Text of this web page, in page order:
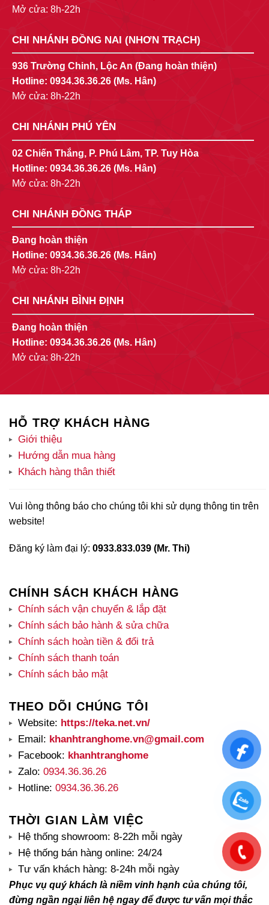
Mở cửa: 8h-22h
CHI NHÁNH ĐỒNG NAI (NHƠN TRẠCH)
936 Trường Chinh, Lộc An (Đang hoàn thiện)
Hotline: 0934.36.36.26 (Ms. Hân)
Mở cửa: 8h-22h
CHI NHÁNH PHÚ YÊN
02 Chiến Thắng, P. Phú Lâm, TP. Tuy Hòa
Hotline: 0934.36.36.26 (Ms. Hân)
Mở cửa: 8h-22h
CHI NHÁNH ĐỒNG THÁP
Đang hoàn thiện
Hotline: 0934.36.36.26 (Ms. Hân)
Mở cửa: 8h-22h
CHI NHÁNH BÌNH ĐỊNH
Đang hoàn thiện
Hotline: 0934.36.36.26 (Ms. Hân)
Mở cửa: 8h-22h
HỖ TRỢ KHÁCH HÀNG
Giới thiệu
Hướng dẫn mua hàng
Khách hàng thân thiết
Vui lòng thông báo cho chúng tôi khi sử dụng thông tin trên
website!
Đăng ký làm đại lý: 0933.833.039 (Mr. Thi)
CHÍNH SÁCH KHÁCH HÀNG
Chính sách vận chuyển & lắp đặt
Chính sách bảo hành & sửa chữa
Chính sách hoàn tiền & đổi trả
Chính sách thanh toán
Chính sách bảo mật
THEO DÕI CHÚNG TÔI
Website: https://teka.net.vn/
Email: khanhtranghome.vn@gmail.com
Facebook: khanhtranghome
Zalo: 0934.36.36.26
Hotline: 0934.36.36.26
THỜI GIAN LÀM VIỆC
Hệ thống showroom: 8-22h mỗi ngày
Hệ thống bán hàng online: 24/24
Tư vấn khách hàng: 8-24h mỗi ngày
Phục vụ quý khách là niềm vinh hạnh của chúng tôi,
đừng ngần ngại liên hệ ngay để được tư vấn mọi thắc